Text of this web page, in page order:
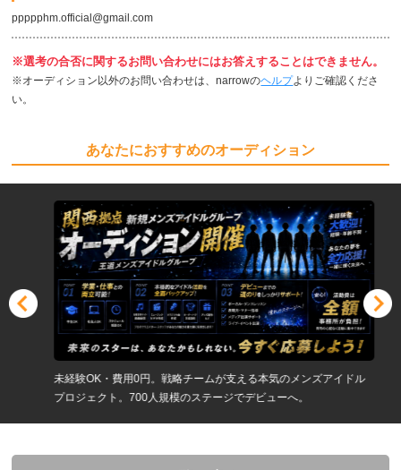
ppppphm.official@gmail.com
※選考の合否に関するお問い合わせにはお答えすることはできません。
※オーディション以外のお問い合わせは、narrowのヘルプよりご確認くださ
い。
あなたにおすすめのオーディション
未経験OK・費用0円。戦略チームが支える本気のメンズアイドル
プロジェクト。700人規模のステージでデビューへ。